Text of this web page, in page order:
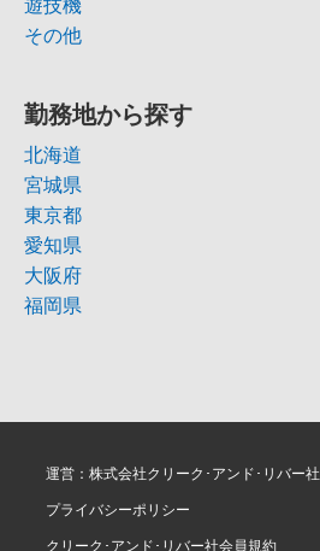
遊技機
その他
勤務地から探す
北海道
宮城県
東京都
愛知県
大阪府
福岡県
運営：株式会社クリーク･アンド･リバー社
プライバシーポリシー
クリーク･アンド･リバー社会員規約